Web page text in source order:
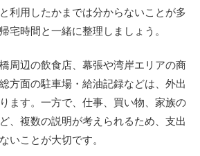
利用したかまでは分からないことが多
宅時間と一緒に整理しましょう。
周辺の飲食店、幕張や湾岸エリアの商
方面の駐車場・給油記録などは、外出
ます。一方で、仕事、買い物、家族の
、複数の説明が考えられるため、支出
いことが大切です。